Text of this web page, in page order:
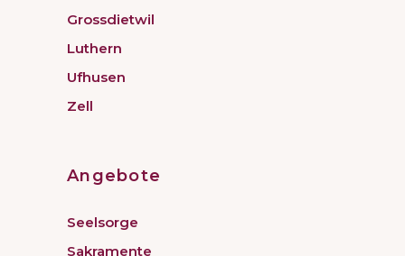
Grossdietwil
Luthern
Ufhusen
Zell
Angebote
Seelsorge
Sakramente